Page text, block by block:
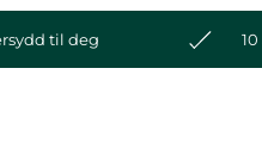
til deg